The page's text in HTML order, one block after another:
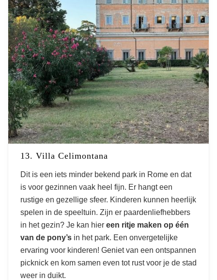
13. Villa Celimontana
Dit is een iets minder bekend park in Rome en dat
is voor gezinnen vaak heel fijn. Er hangt een
rustige en gezellige sfeer. Kinderen kunnen heerlijk
spelen in de speeltuin. Zijn er paardenliefhebbers
in het gezin? Je kan hier een ritje maken op één
van de pony’s in het park. Een onvergetelijke
ervaring voor kinderen! Geniet van een ontspannen
picknick en kom samen even tot rust voor je de stad
weer in duikt.